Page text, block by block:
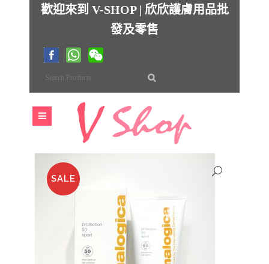
歡迎來到 V-SHOP | 欣欣護膚用品批
發及零售
SALE